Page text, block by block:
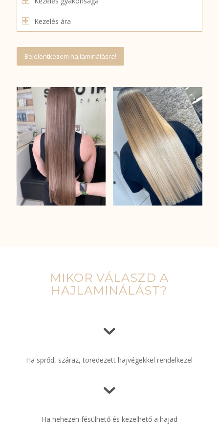
Kezelés ára
Bejelentkezem hajlaminálásra!
MIKOR VÁLASZD A
HAJLAMINÁLÁST?
Ha sprőd, száraz, töredezett hajvégekkel rendelkezel
Ha nehezen fésülhető és kezelhető a hajad